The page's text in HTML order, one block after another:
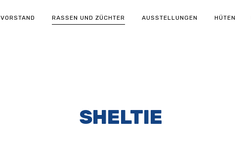
VORSTAND RASSEN UND ZÜCHTER AUSSTELLUNGEN HÜTEN
SHELTIE